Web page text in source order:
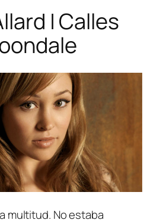
| Calles
multitud. No estaba